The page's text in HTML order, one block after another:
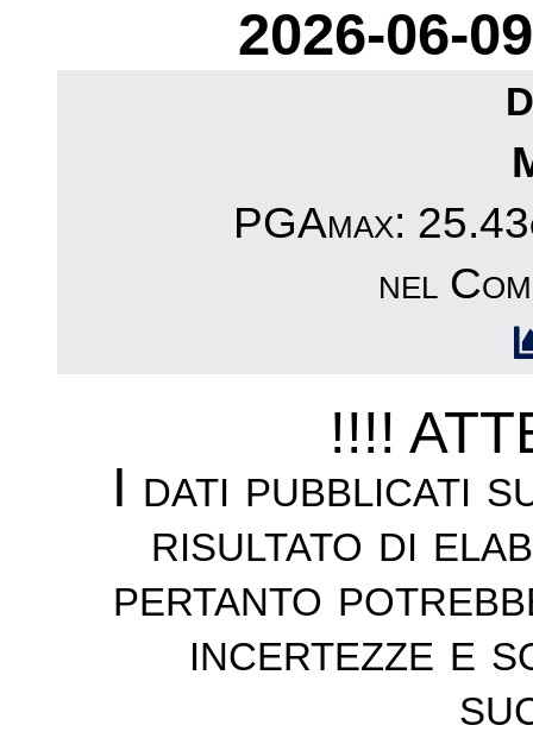
2026-06-
PGAmax:
nel
!!!!
I dati pubblicati
risultato di
pertanto
incertezze e